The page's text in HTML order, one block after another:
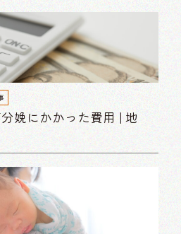
娩にかかった費用 | 地